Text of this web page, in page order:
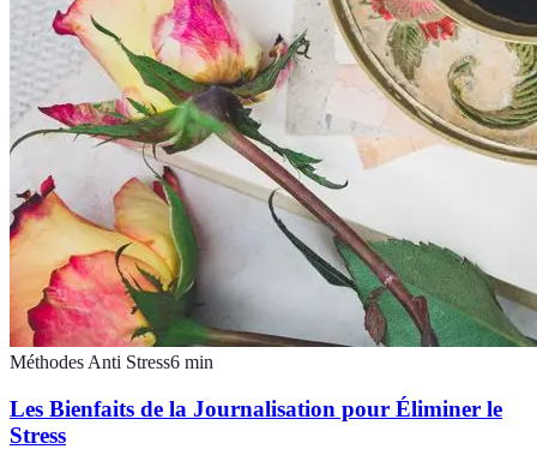
Méthodes Anti Stress6 min
Les Bienfaits de la Journalisation pour Éliminer le
Stress